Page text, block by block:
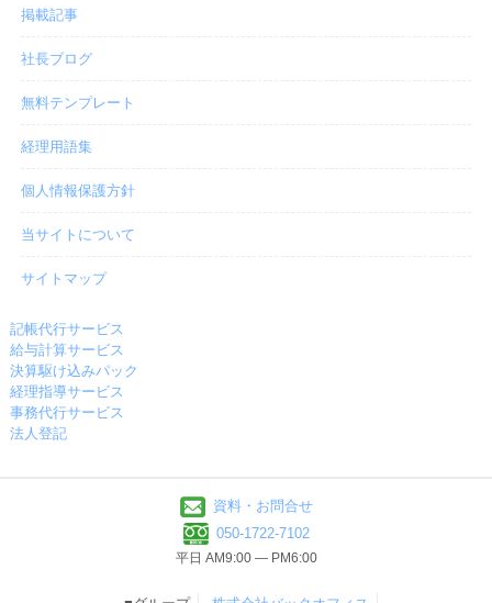
掲載記事
社長ブログ
無料テンプレート
経理用語集
個人情報保護方針
当サイトについて
サイトマップ
記帳代行サービス
給与計算サービス
決算駆け込みパック
経理指導サービス
事務代行サービス
法人登記
資料・お問合せ
050-1722-7102
平日 AM9:00 ― PM6:00